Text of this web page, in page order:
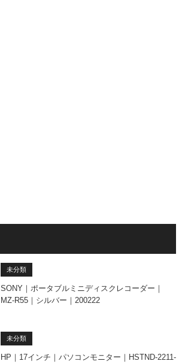
未分類
SONY｜ポータブルミニディスクレコーダー｜
MZ-R55｜シルバー｜200222
未分類
HP｜17インチ｜パソコンモニター｜HSTND-2211-